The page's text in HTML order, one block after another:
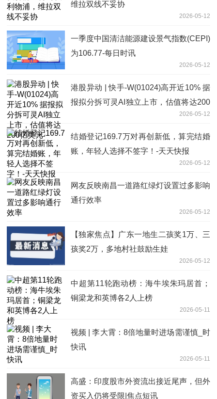
维拉双线不妥协
2026-05-12
一季度中国清洁能源建设景气指数(CEPI)
为106.77-每日时讯
2026-05-12
港股异动 | 快手-W(01024)高开近10% 据
报拟分拆可灵AI独立上市，估值将达200
2026-05-12
结婚登记169.7万对再创新低，算完结婚
账，年轻人选择不签字！-天天快报
2026-05-12
网友反映南昌一道路红绿灯设置过多影响
通行效率
2026-05-12
【独家焦点】广东一地生二孩奖1万、三
孩奖2万，多地村社鼓励生娃
2026-05-12
中超第11轮跑动榜：海牛埃朱玛居首；
铜梁龙和英博各2人上榜
2026-05-11
视频 | 李大霄：8倍地量时进场需谨慎_时
快讯
2026-05-11
高盛：印度股市外资流出接近尾声，但外
资买入仍将受限|焦点短讯